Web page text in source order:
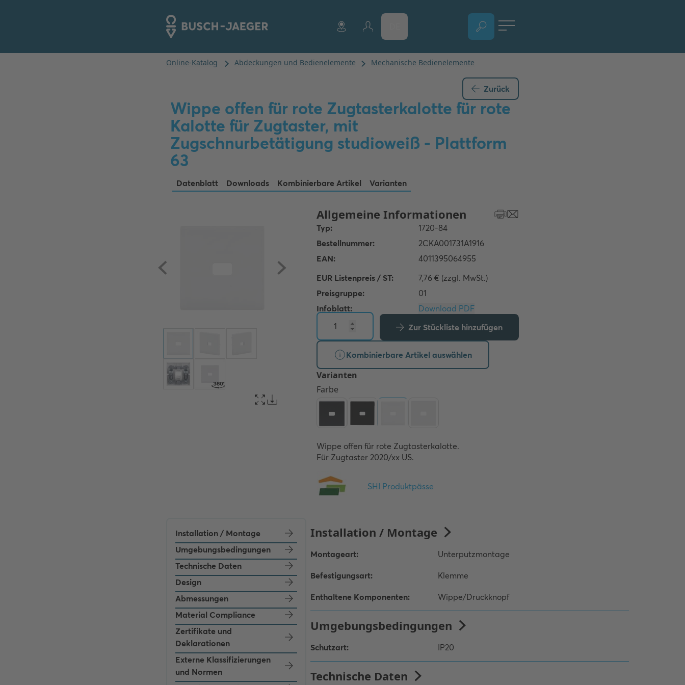
Zurück
Wippe offen für rote Zugtasterkalotte für rote
Kalotte für Zugtaster, mit
Zugschnurbetätigung studioweiß - Plattform
63
Datenblatt Downloads Kombinierbare Artikel Varianten
EUR Listenpreis / ST:
7,76 € (zzgl. MwSt.)
Preisgruppe:
01
Infoblatt:
Download PDF
Zur Stückliste hinzufügen
Kombinierbare Artikel auswählen
Wippe offen für rote Zugtasterkalotte.
Für Zugtaster 2020/xx US.
Installation / Montage
Umgebungsbedingungen
Technische Daten
Design
Abmessungen
Material Compliance
Zertifikate und
Deklarationen
Externe Klassifizierungen
und Normen